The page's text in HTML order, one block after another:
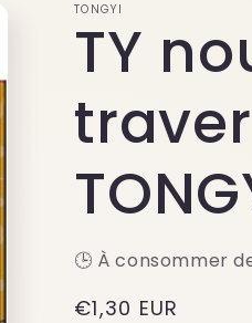
TONGYI
TY
🕒 À consommer
Prix
€1,30 EUR